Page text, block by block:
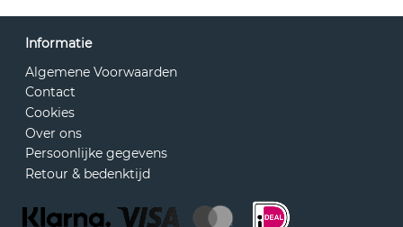
Informatie
Algemene Voorwaarden
Contact
Cookies
Over ons
Persoonlijke gegevens
Retour & bedenktijd